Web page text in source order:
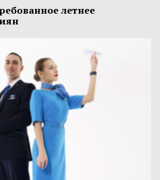
летнее